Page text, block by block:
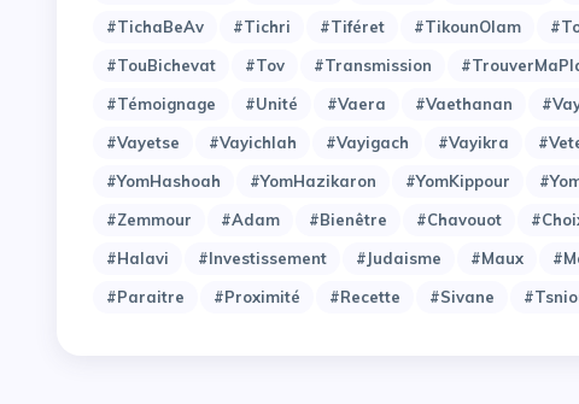
#TichaBeAv
#Tichri #Tiféret #TikounOlam
#TouBichevat
#Tov #Transmission
#Témoignage
#Unité #Vaera #Vaethanan
#Vayetse
#Vayichlah #Vayigach #Vayikra
#YomHashoah
#YomHazikaron #YomKippour
#Zemmour
#adam #bienêtre #chavouot
#halavi
#investissement #judaisme #maux
#paraitre
#proximité #recette #sivane